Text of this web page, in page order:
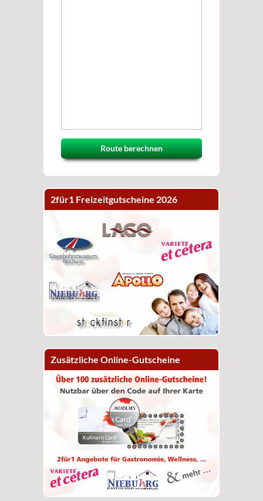
Route berechnen
2für1 Freizeitgutscheine 2026
Zusätzliche Online-Gutscheine